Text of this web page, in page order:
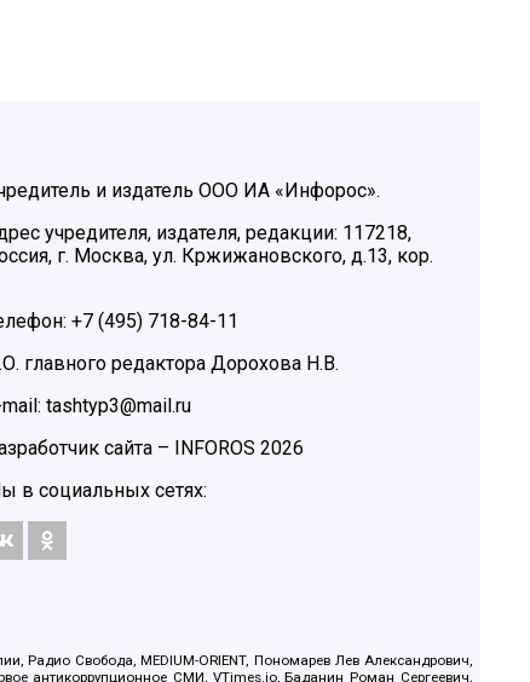
и издатель ООО ИА «Инфорос».
учредителя, издателя, редакции: 117218,
г. Москва, ул. Кржижановского, д.13, кор.
+7 (495) 718-84-11
главного редактора Дорохова Н.В.
mail: tashtyp3@mail.ru
сайта – INFOROS 2026
в социальных сетях:
Радио Свобода, MEDIUM-ORIENT, Пономарев Лев Александрович,
антикоррупционное СМИ, VTimes.io, Баданин Роман Сергеевич,